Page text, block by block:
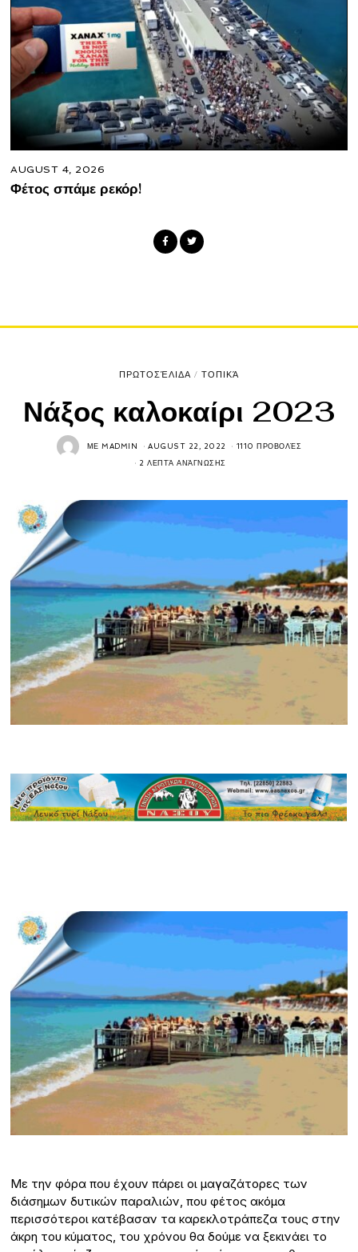
AUGUST 4, 2026
Φέτος σπάμε ρεκόρ!
ΠΡΩΤΟΣΈΛΙΔΑ / ΤΟΠΙΚΆ
Νάξος καλοκαίρι 2023
ΜΕMADMIN AUGUST 22, 2022 1110 ΠΡΟΒΟΛΈΣ
2 ΛΕΠΤΆ ΑΝΆΓΝΩΣΗΣ
Με την φόρα που έχουν πάρει οι μαγαζάτορες των
διάσημων δυτικών παραλιών, που φέτος ακόμα
περισσότεροι κατέβασαν τα καρεκλοτράπεζα τους στην
άκρη του κύματος, του χρόνου θα δούμε να ξεκινάει το